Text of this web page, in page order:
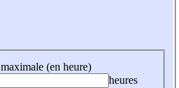
(en heure)
heures